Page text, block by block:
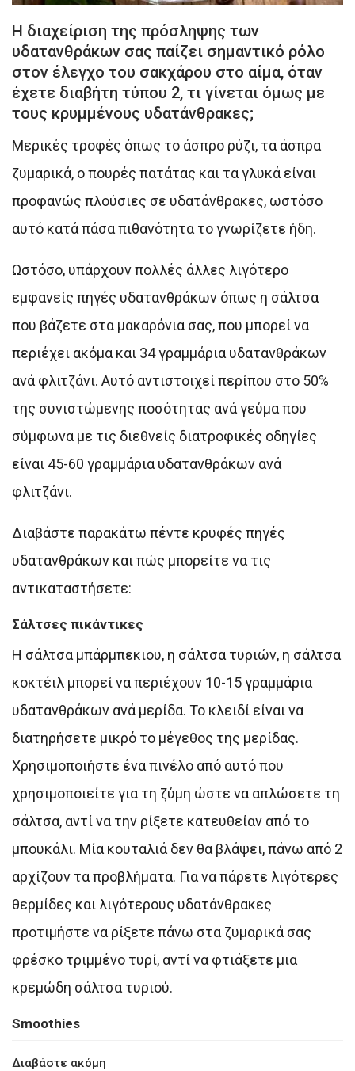
Η διαχείριση της πρόσληψης των
υδατανθράκων σας παίζει σημαντικό ρόλο
στον έλεγχο του σακχάρου στο αίμα, όταν
έχετε διαβήτη τύπου 2, τι γίνεται όμως με
τους κρυμμένους υδατάνθρακες;
Μερικές τροφές όπως το άσπρο ρύζι, τα άσπρα
ζυμαρικά, ο πουρές πατάτας και τα γλυκά είναι
προφανώς πλούσιες σε υδατάνθρακες, ωστόσο
αυτό κατά πάσα πιθανότητα το γνωρίζετε ήδη.
Ωστόσο, υπάρχουν πολλές άλλες λιγότερο
εμφανείς πηγές υδατανθράκων όπως η σάλτσα
που βάζετε στα μακαρόνια σας, που μπορεί να
περιέχει ακόμα και 34 γραμμάρια υδατανθράκων
ανά φλιτζάνι. Αυτό αντιστοιχεί περίπου στο 50%
της συνιστώμενης ποσότητας ανά γεύμα που
σύμφωνα με τις διεθνείς διατροφικές οδηγίες
είναι 45-60 γραμμάρια υδατανθράκων ανά
φλιτζάνι.
Διαβάστε παρακάτω πέντε κρυφές πηγές
υδατανθράκων και πώς μπορείτε να τις
αντικαταστήσετε:
Σάλτσες πικάντικες
Η σάλτσα μπάρμπεκιου, η σάλτσα τυριών, η σάλτσα
κοκτέιλ μπορεί να περιέχουν 10-15 γραμμάρια
υδατανθράκων ανά μερίδα. Το κλειδί είναι να
διατηρήσετε μικρό το μέγεθος της μερίδας.
Χρησιμοποιήστε ένα πινέλο από αυτό που
χρησιμοποιείτε για τη ζύμη ώστε να απλώσετε τη
σάλτσα, αντί να την ρίξετε κατευθείαν από το
μπουκάλι. Μία κουταλιά δεν θα βλάψει, πάνω από 2
αρχίζουν τα προβλήματα. Για να πάρετε λιγότερες
θερμίδες και λιγότερους υδατάνθρακες
προτιμήστε να ρίξετε πάνω στα ζυμαρικά σας
φρέσκο τριμμένο τυρί, αντί να φτιάξετε μια
κρεμώδη σάλτσα τυριού.
Smoothies
Διαβάστε ακόμη